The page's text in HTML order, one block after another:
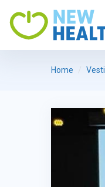
Home Vesti